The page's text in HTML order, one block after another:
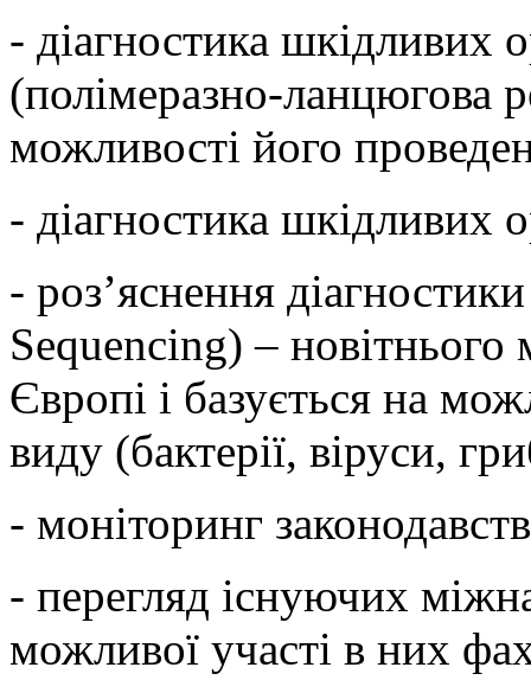
- діагностика шкідливих
(полімеразно-ланцюгова
можливості його
- діагностика шкідливих
- роз’яснення
Sequencing) –
Європі і базується на
виду (бактерії, віруси,
- моніторинг
- перегляд існуючих
можливої участі в них